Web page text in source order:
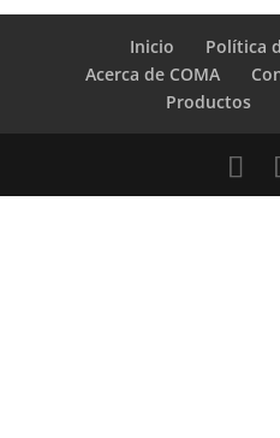
Inicio
Política
Acerca de COMA
Productos